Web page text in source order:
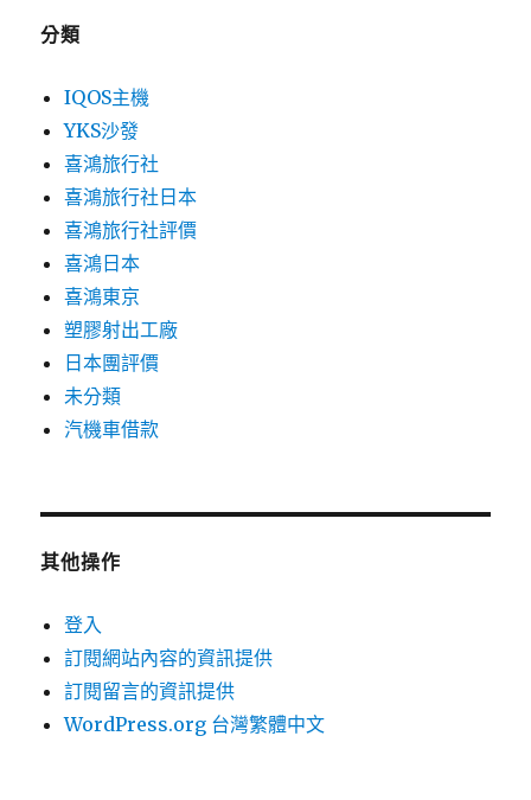
分類
IQOS主機
YKS沙發
喜鴻旅行社
喜鴻旅行社日本
喜鴻旅行社評價
喜鴻日本
喜鴻東京
塑膠射出工廠
日本團評價
未分類
汽機車借款
其他操作
登入
訂閱網站內容的資訊提供
訂閱留言的資訊提供
WordPress.org 台灣繁體中文